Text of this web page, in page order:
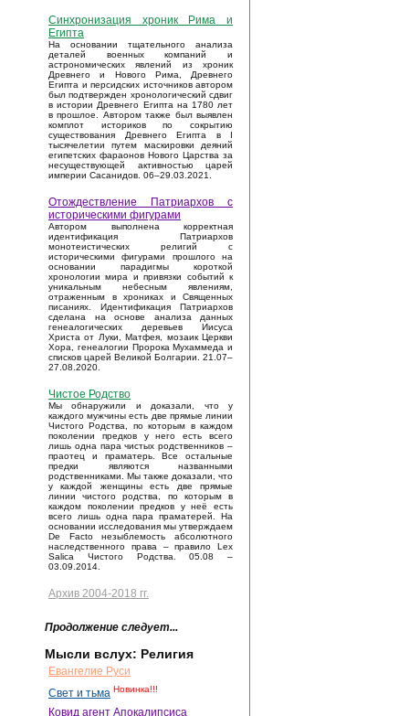
Синхронизация хроник Рима и
Египта
На основании тщательного анализа
деталей военных компаний и
астрономических явлений из хроник
Древнего и Нового Рима, Древнего
Египта и персидских источников автором
был подтвержден хронологический сдвиг
в истории Древнего Египта на 1780 лет
в прошлое. Автором также был выявлен
комплот историков по сокрытию
существования Древнего Египта в I
тысячелетии путем маскировки деяний
египетских фараонов Нового Царства за
несуществующей активностью царей
империи Сасанидов. 06–29.03.2021.
Отождествление Патриархов с
историческими фигурами
Автором выполнена корректная
идентификация Патриархов
монотеистических религий с
историческими фигурами прошлого на
основании парадигмы короткой
хронологии мира и привязки событий к
уникальным небесным явлениям,
отраженным в хрониках и Священных
писаниях. Идентификация Патриархов
сделана на основе анализа данных
генеалогических деревьев Иисуса
Христа от Луки, Матфея, мозаик Церкви
Хора, генеалогии Пророка Мухаммеда и
списков царей Великой Болгарии. 21.07–
27.08.2020.
Чистое Родство
Мы обнаружили и доказали, что у
каждого мужчины есть две прямые линии
Чистого Родства, по которым в каждом
поколении предков у него есть всего
лишь одна пара чистых родственников –
праотец и праматерь. Все остальные
предки являются названными
родственниками. Мы также доказали, что
у каждой женщины есть две прямые
линии чистого родства, по которым в
каждом поколении предков у неё есть
всего лишь одна пара праматерей. На
основании исследования мы утверждаем
De Facto незыблемость абсолютного
наследственного права – правило Lex
Salica Чистого Родства. 05.08 –
03.09.2014.
Архив 2004-2018 гг.
Продолжение следует...
Мысли вслух: Религия
Евангелие Руси
Свет и тьма Новинка!!!
Ковид агент Апокалипсиса